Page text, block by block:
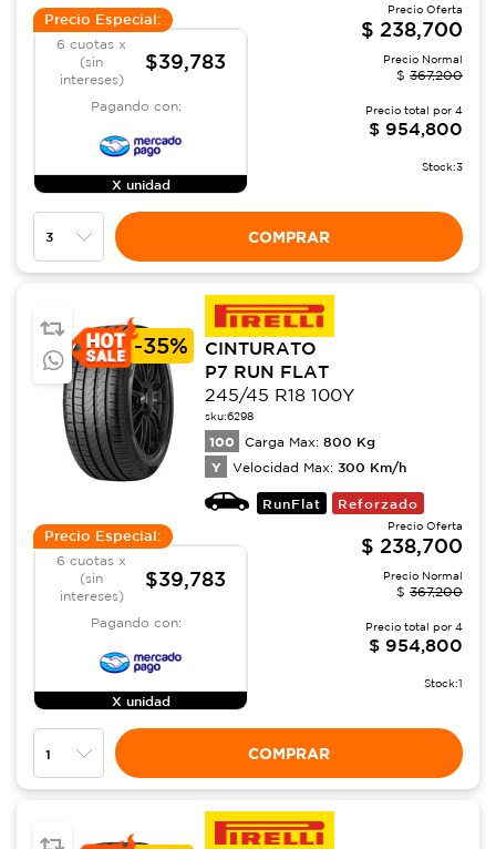
Precio Especial:
6 cuotas x
(sin
intereses)
$39,783
Pagando con:
X unidad
Precio Oferta
$ 238,700
Precio Normal
$ 367,200
Precio total por 4
$ 954,800
Stock:3
COMPRAR
-35%
CINTURATO
P7 RUN FLAT
245/45 R18 100Y
sku:6298
100 Carga Max: 800 Kg
Y Velocidad Max: 300 Km/h
RunFlat Reforzado
Precio Especial:
6 cuotas x
(sin
intereses)
$39,783
Pagando con:
X unidad
Precio Oferta
$ 238,700
Precio Normal
$ 367,200
Precio total por 4
$ 954,800
Stock:1
COMPRAR